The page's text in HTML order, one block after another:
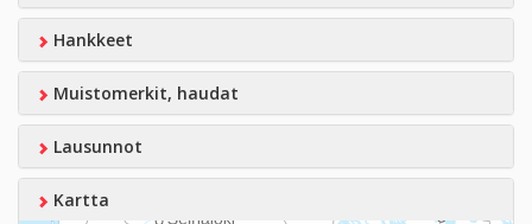
Hankkeet
Muistomerkit, haudat
Lausunnot
Kartta